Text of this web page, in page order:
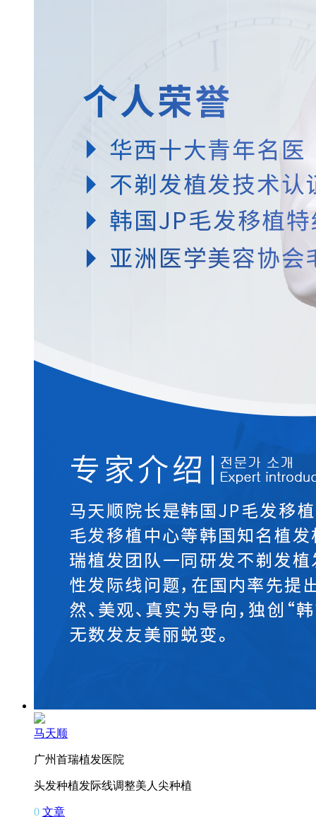
马天顺
广州首瑞植发医院
头发种植发际线调整美人尖种植
0 文章